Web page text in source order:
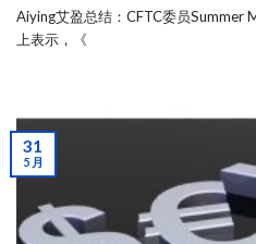
Aiying艾盈总结：CFTC委员Summer
上表示，《
31
5 月